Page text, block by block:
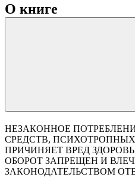
О книге
НЕЗАКОННОЕ
СРЕДСТВ,
ПРИЧИНЯЕТ ВРЕД
ОБОРОТ ЗАПРЕЩЕН И
ЗАКОНОДАТЕЛЬСТВОМ